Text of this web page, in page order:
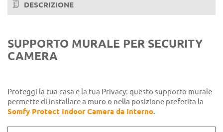
DESCRIZIONE
SUPPORTO MURALE PER SECURITY
CAMERA
Proteggi la tua casa e la tua Privacy: questo supporto murale
permette di installare a muro o nella posizione preferita la
Somfy Protect Indoor Camera da Interno.